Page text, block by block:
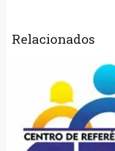
Relacionados